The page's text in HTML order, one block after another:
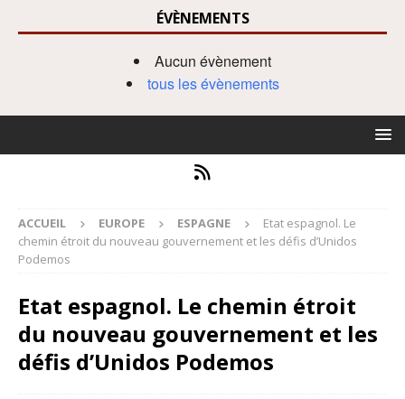
ÉVÈNEMENTS
Aucun évènement
tous les évènements
ACCUEIL EUROPE ESPAGNE
Etat espagnol. Le
chemin étroit du nouveau gouvernement et les défis d’Unidos
Podemos
Etat espagnol. Le chemin étroit
du nouveau gouvernement et les
défis d’Unidos Podemos